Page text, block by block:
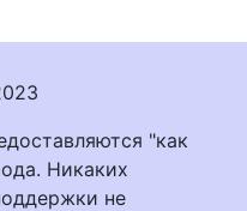
"как
Никаких
не